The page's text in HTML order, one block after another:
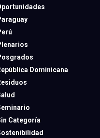
Dominicana
Categoría